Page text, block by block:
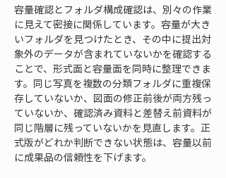
容量確認とフォルダ構成確認は、別々の作業
に見えて密接に関係しています。容量が大き
いフォルダを見つけたとき、その中に提出対
象外のデータが含まれていないかを確認する
ことで、形式面と容量面を同時に整理できま
す。同じ写真を複数の分類フォルダに重複保
存していないか、図面の修正前後が両方残っ
ていないか、確認済み資料と差替え前資料が
同じ階層に残っていないかを見直します。正
式版がどれか判断できない状態は、容量以前
に成果品の信頼性を下げます。